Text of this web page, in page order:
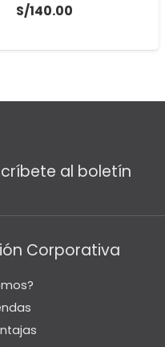
S/140.00
al boletín
Corporativa